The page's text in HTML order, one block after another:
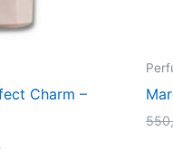
Charm –